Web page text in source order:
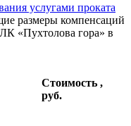
услугами проката
размеры компенсаций
«Пухтолова гора» в
Стоимость ,
руб.